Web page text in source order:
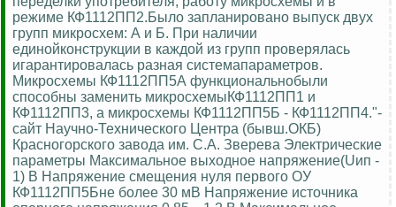
режиме КФ1112ПП2.Было запланировано выпуск двух
групп микросхем: А и Б. При наличии
единойконструкции в каждой из групп проверялась
игарантировалась разная системапараметров.
Микросхемы КФ1112ПП5А функциональнобыли
способны заменить микросхемыКФ1112ПП1 и
КФ1112ПП3, а микросхемы КФ1112ПП5Б - КФ1112ПП4."-
сайт Научно-Технического Центра (бывш.ОКБ)
Красногорского завода им. С.А. Зверева Электрические
параметры Максимальное выходное напряжение(Uип -
1) В Напряжение смещения нуля первого ОУ
КФ1112ПП5Бне более 30 мВ Напряжение источника